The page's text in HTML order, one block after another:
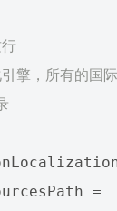
擎，所有的国
=